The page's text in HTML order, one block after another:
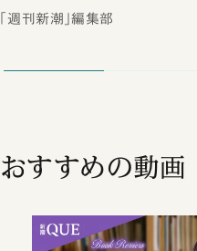
「週刊新潮」編集部
おすすめの動画